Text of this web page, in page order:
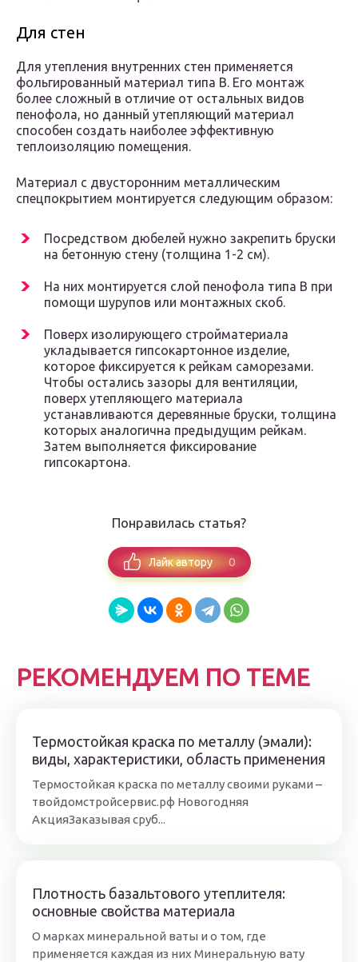
Для стен
Для утепления внутренних стен применяется
фольгированный материал типа В. Его монтаж
более сложный в отличие от остальных видов
пенофола, но данный утепляющий материал
способен создать наиболее эффективную
теплоизоляцию помещения.
Материал с двусторонним металлическим
спецпокрытием монтируется следующим образом:
Посредством дюбелей нужно закрепить бруски
на бетонную стену (толщина 1-2 см).
На них монтируется слой пенофола типа В при
помощи шурупов или монтажных скоб.
Поверх изолирующего стройматериала
укладывается гипсокартонное изделие,
которое фиксируется к рейкам саморезами.
Чтобы остались зазоры для вентиляции,
поверх утепляющего материала
устанавливаются деревянные бруски, толщина
которых аналогична предыдущим рейкам.
Затем выполняется фиксирование
гипсокартона.
Понравилась статья?
Лайк автору 0
РЕКОМЕНДУЕМ ПО ТЕМЕ
Термостойкая краска по металлу (эмали):
виды, характеристики, область применения
Термостойкая краска по металлу своими руками –
твойдомстройсервис.рф Новогодняя
АкцияЗаказывая сруб...
Плотность базальтового утеплителя:
основные свойства материала
О марках минеральной ваты и о том, где
применяется каждая из них Минеральную вату